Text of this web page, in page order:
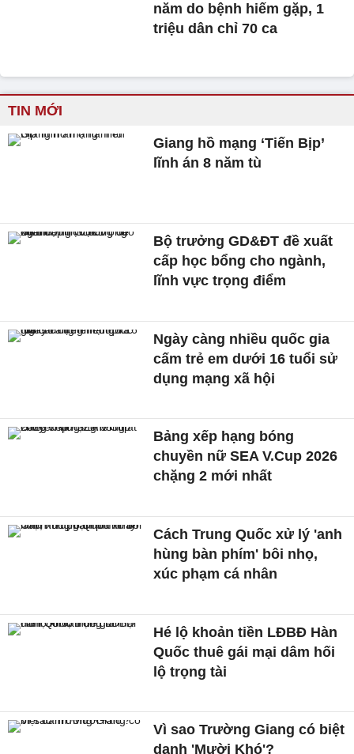
năm do bệnh hiếm gặp, 1
triệu dân chỉ 70 ca
TIN MỚI
Giang hồ mạng ‘Tiến Bịp’
lĩnh án 8 năm tù
Bộ trưởng GD&ĐT đề xuất
cấp học bổng cho ngành,
lĩnh vực trọng điểm
Ngày càng nhiều quốc gia
cấm trẻ em dưới 16 tuổi sử
dụng mạng xã hội
Bảng xếp hạng bóng
chuyền nữ SEA V.Cup 2026
chặng 2 mới nhất
Cách Trung Quốc xử lý 'anh
hùng bàn phím' bôi nhọ,
xúc phạm cá nhân
Hé lộ khoản tiền LĐBĐ Hàn
Quốc thuê gái mại dâm hối
lộ trọng tài
Vì sao Trường Giang có biệt
danh 'Mười Khó'?